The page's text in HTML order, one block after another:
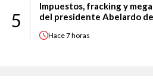
5
Impuestos, fracking y
del presidente Abelardo
Hace7 horas